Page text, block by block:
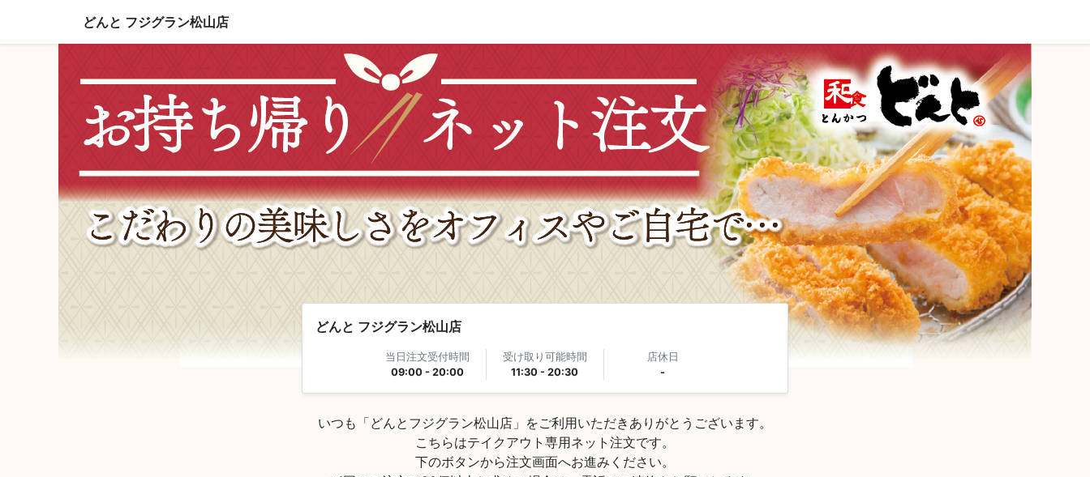
どんと フジグラン松山店
どんと フジグラン松山店
当日注文受付時間
09:00 - 20:00
受け取り可能時間
11:30 - 20:30
店休日
-
いつも「どんとフジグラン松山店」をご利用いただきありがとうございます。
こちらはテイクアウト専用ネット注文です。
下のボタンから注文画面へお進みください。